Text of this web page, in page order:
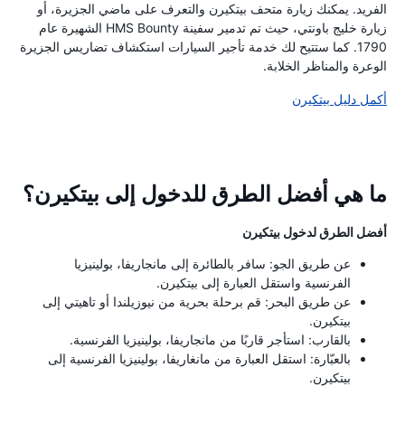
الفريد. يمكنك زيارة متحف بيتكيرن والتعرف على ماضي الجزيرة، أو
زيارة خليج باونتي، حيث تم تدمير سفينة HMS Bounty الشهيرة عام
1790. كما ستتيح لك خدمة تأجير السيارات استكشاف تضاريس الجزيرة
الوعرة والمناظر الخلابة.
أكمل دليل بيتكيرن
ما هي أفضل الطرق للدخول إلى بيتكيرن؟
أفضل الطرق لدخول بيتكيرن
عن طريق الجو: سافر بالطائرة إلى مانجاريفا، بولينيزيا
الفرنسية واستقل العبارة إلى بيتكيرن.
عن طريق البحر: قم برحلة بحرية من نيوزيلندا أو تاهيتي إلى
بيتكيرن.
بالقارب: استأجر قاربًا من مانجاريفا، بولينيزيا الفرنسية.
بالعبّارة: استقل العبارة من مانغاريفا، بولينيزيا الفرنسية إلى
بيتكيرن.